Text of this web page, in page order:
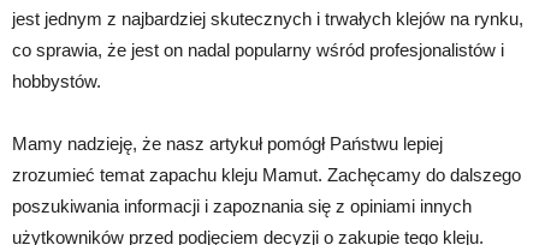
jest jednym z najbardziej skutecznych i trwałych klejów na rynku,
co sprawia, że jest on nadal popularny wśród profesjonalistów i
hobbystów.
Mamy nadzieję, że nasz artykuł pomógł Państwu lepiej
zrozumieć temat zapachu kleju Mamut. Zachęcamy do dalszego
poszukiwania informacji i zapoznania się z opiniami innych
użytkowników przed podjęciem decyzji o zakupie tego kleju.